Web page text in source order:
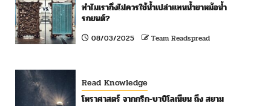
ทำไมเราถึงไม่ควรใช้น้ำเปล่าแทนน้ำยาหม้อน้ำ
รถยนต์?
08/03/2025 Team Readspread
Read Knowledge
โหราศาสตร์ จากกรีก-บาบิโลเนียน ถึง สยาม